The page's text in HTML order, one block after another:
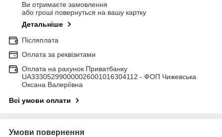
Ви отримаєте замовлення
або гроші повернуться на вашу картку
Детальніше
Післяплата
Оплата за реквізитами
Оплата на рахунок Приватбанку
UA333052990000026001016304112 - ФОП Чижевська
Оксана Валеріївна
Всі умови оплати
Умови повернення